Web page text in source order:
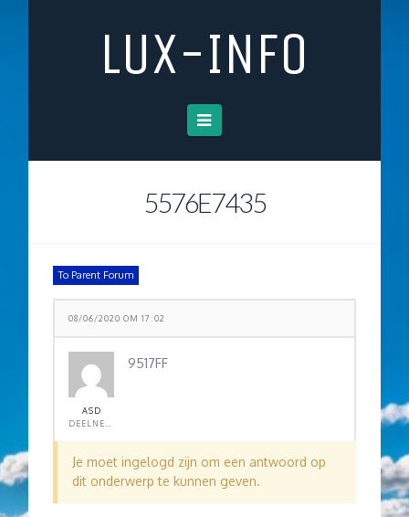
LUX-INFO
Navigation
5576E7435
To Parent Forum
08/06/2020 OM 17:02
ASD
9517FF
Je moet ingelogd zijn om een antwoord op
dit onderwerp te kunnen geven.